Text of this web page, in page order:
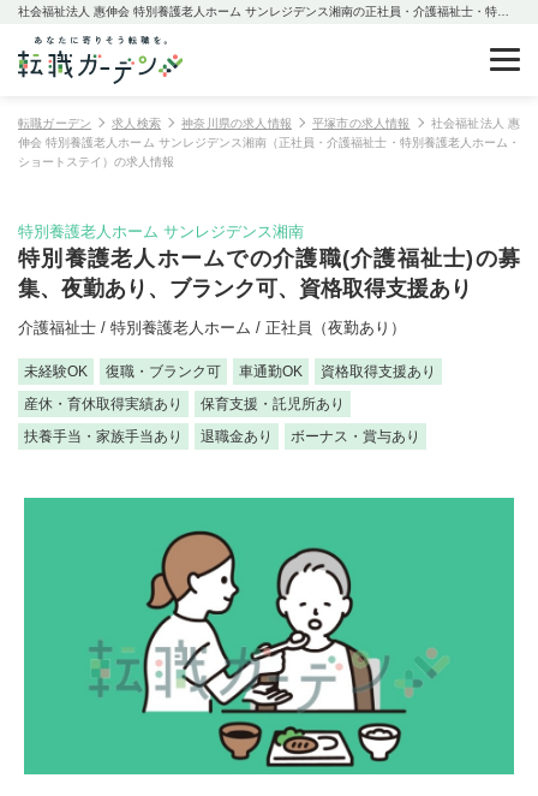
転職ガーデン 求人検索 神奈川県の求人情報 平塚市の求人情報
社会福祉法人 惠
伸会 特別養護老人ホーム サンレジデンス湘南（正社員・介護福祉士・特別養護老人ホーム・
ショートステイ）の求人情報
特別養護老人ホーム サンレジデンス湘南
特別養護老人ホームでの介護職(介護福祉士)の募
集、夜勤あり、ブランク可、資格取得支援あり
介護福祉士 / 特別養護老人ホーム / 正社員（夜勤あり）
未経験OK 復職・ブランク可 車通勤OK
資格取得支援あり
産休・育休取得実績あり
保育支援・託児所あり
扶養手当・家族手当あり
退職金あり ボーナス・賞与あり